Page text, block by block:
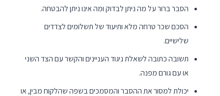
הסבר ברור על מה ניתן לבדוק ומה אינו ניתן להבטחה.
הסכם שכר טרחה מלא ותיעוד של תשלומים לצדדים
שלישיים.
תשובה כתובה לשאלת ניגוד העניינים והקשר עם הצד השני
או עם גורם מפנה.
יכולת למסור את ההסבר והמסמכים בשפה שהלקוח מבין, או